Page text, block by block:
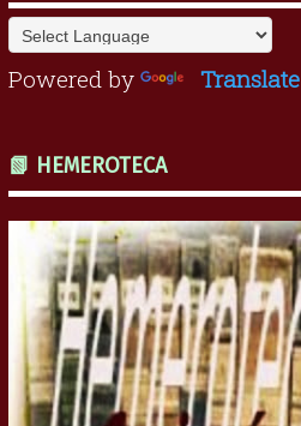
Powered by Translate
📗 HEMEROTECA